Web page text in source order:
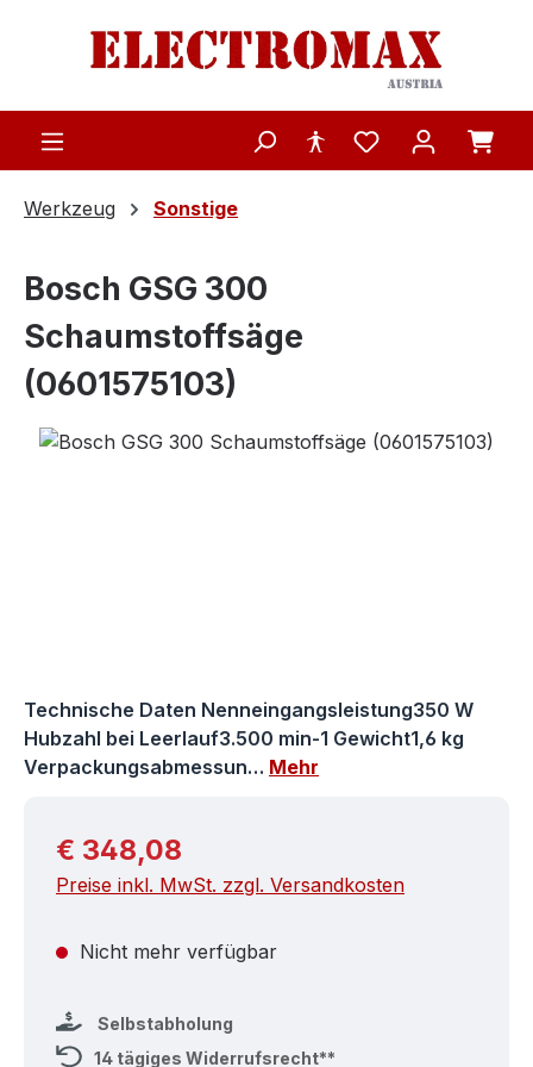
Zum Hauptinhalt springen
Werkzeug Sonstige
Bosch GSG 300
Schaumstoffsäge
(0601575103)
Bildergalerie überspringen
Technische Daten Nenneingangsleistung350 W
Hubzahl bei Leerlauf3.500 min-1 Gewicht1,6 kg
Verpackungsabmessun… Mehr
Regulärer Preis:
€ 348,08
Preise inkl. MwSt. zzgl. Versandkosten
Nicht mehr verfügbar
Selbstabholung
14 tägiges Widerrufsrecht**